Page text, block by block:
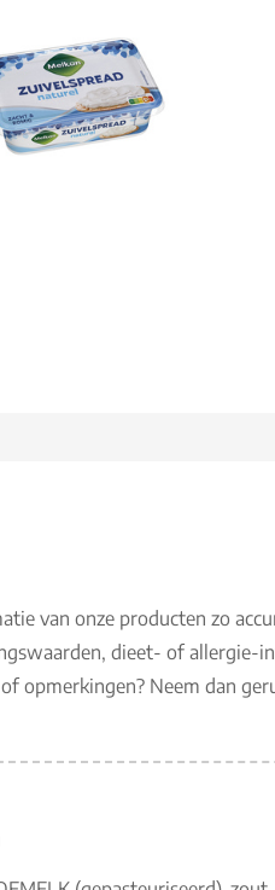
van onze producten zo
dieet- of allergie-
opmerkingen? Neem dan